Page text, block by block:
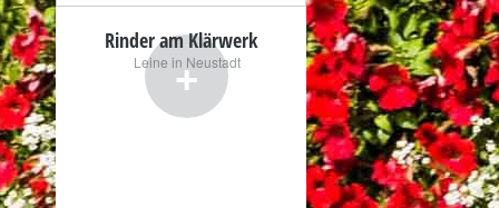
+
Rinder am Klärwerk
Leine in Neustadt